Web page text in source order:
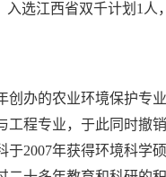
入选江西省双千计划1
创办的农业环境保护专
工程专业，于此同时撤
2007年获得环境科学